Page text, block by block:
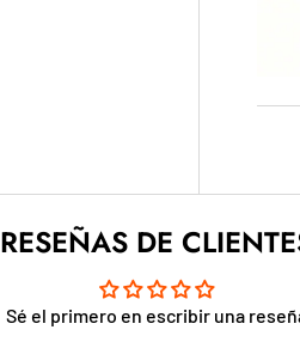
RESEÑAS DE
Sé el primero en escribir una